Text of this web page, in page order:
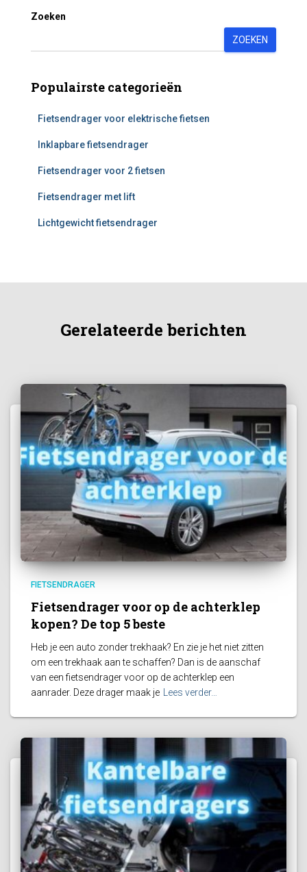
Zoeken
ZOEKEN
Populairste categorieën
Fietsendrager voor elektrische fietsen
Inklapbare fietsendrager
Fietsendrager voor 2 fietsen
Fietsendrager met lift
Lichtgewicht fietsendrager
Gerelateerde berichten
FIETSENDRAGER
Fietsendrager voor op de achterklep
kopen? De top 5 beste
Heb je een auto zonder trekhaak? En zie je het niet zitten
om een trekhaak aan te schaffen? Dan is de aanschaf
van een fietsendrager voor op de achterklep een
aanrader. Deze drager maak je
Lees verder…